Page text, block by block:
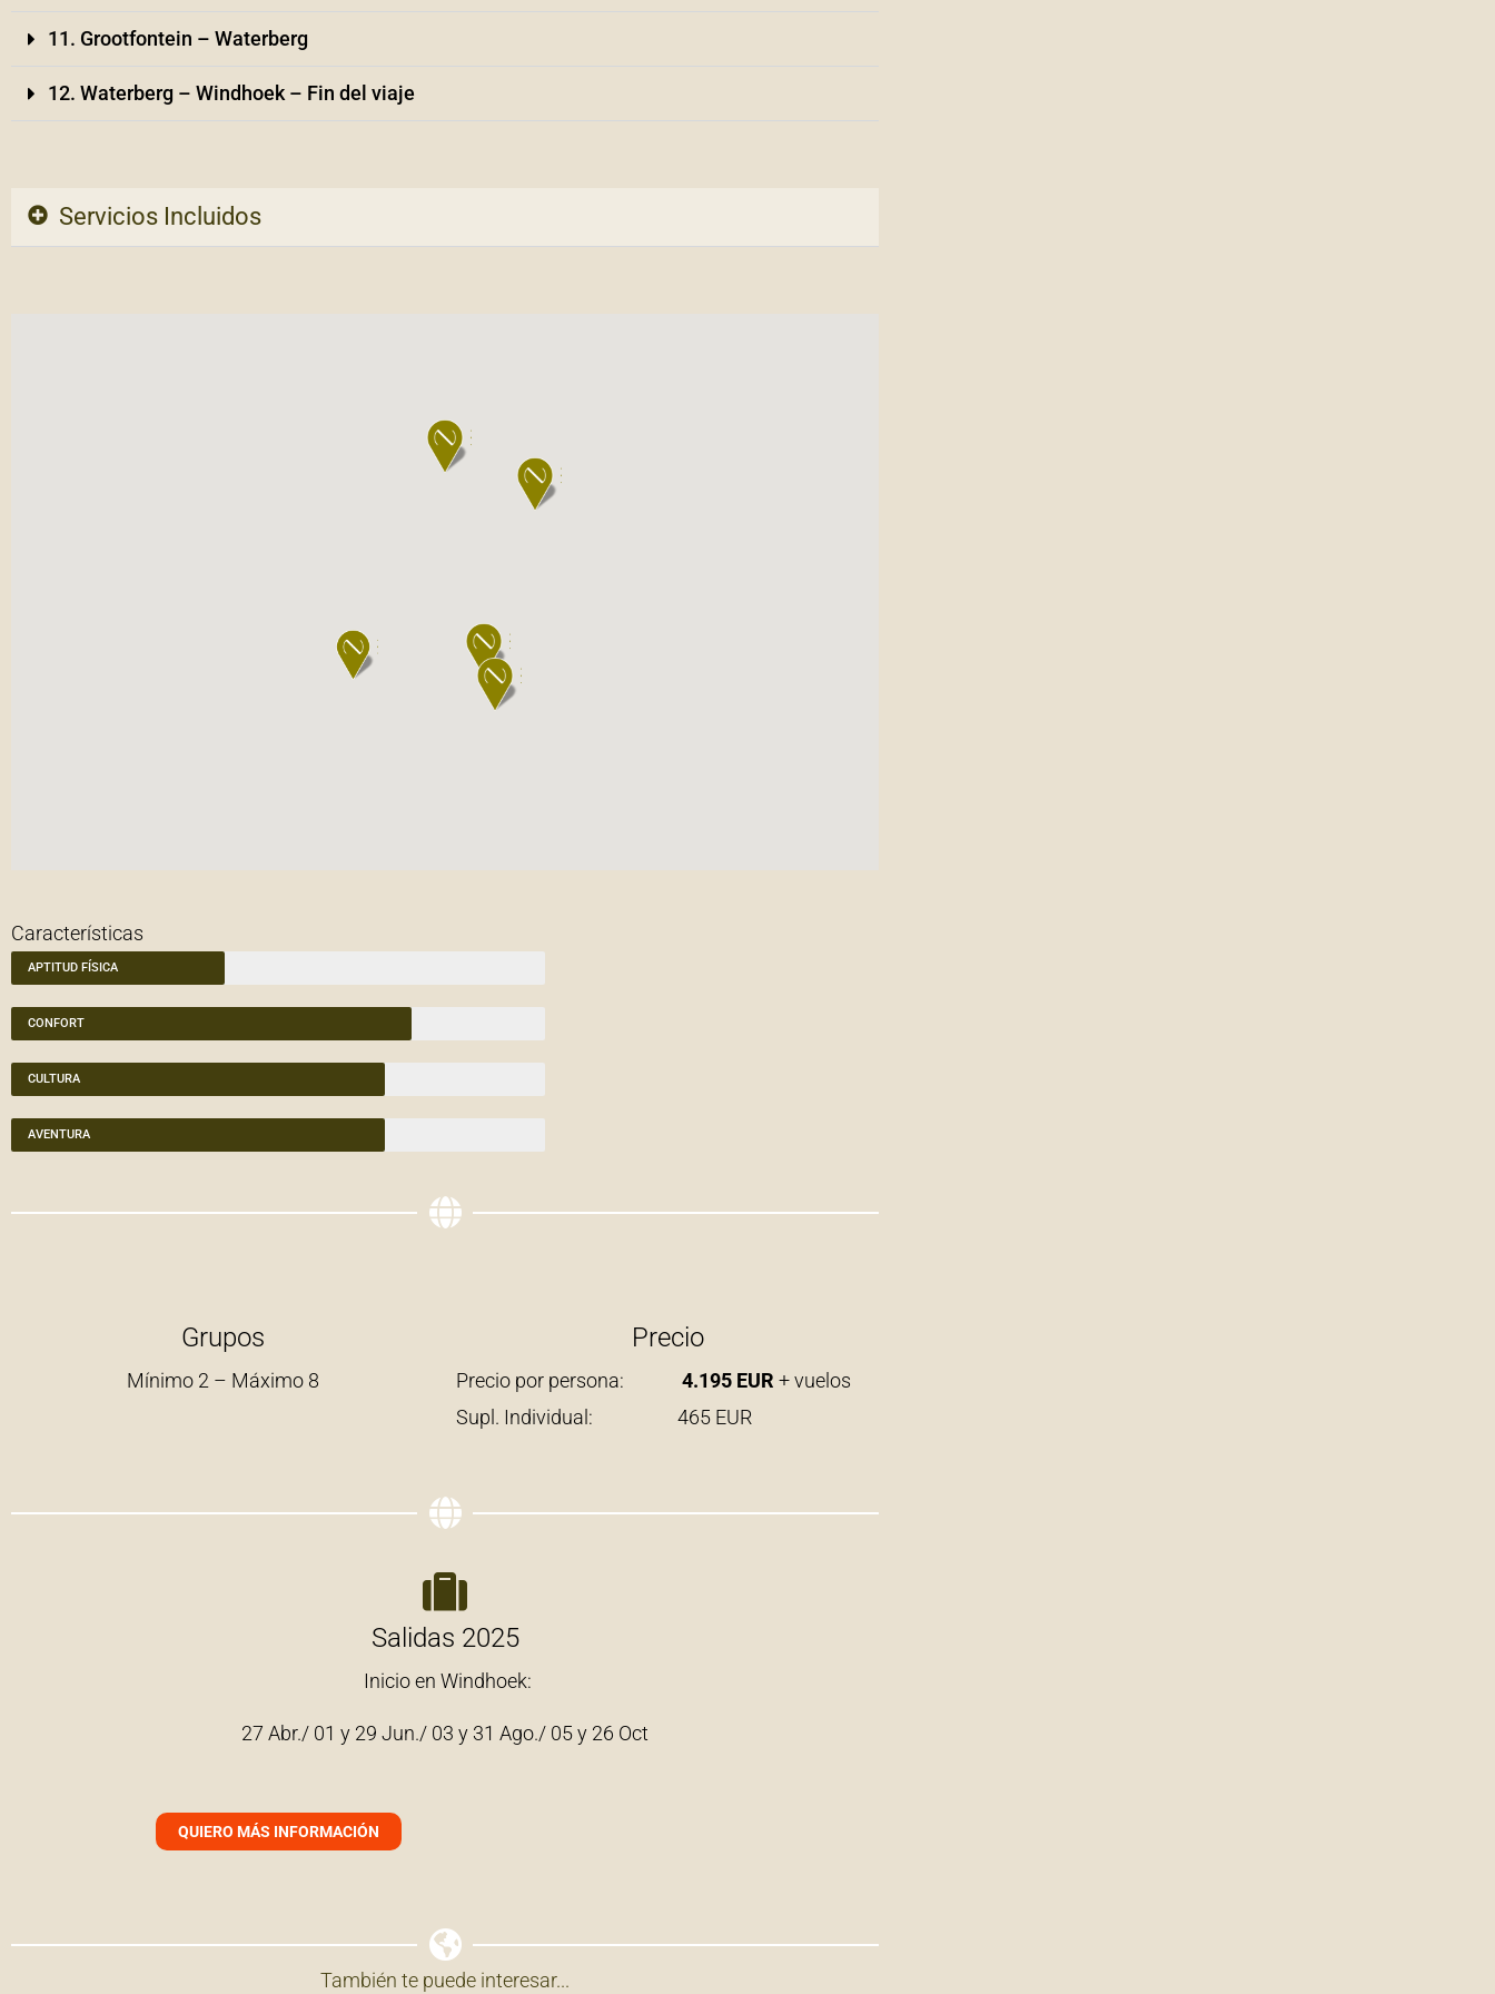
11. Grootfontein – Waterberg
12. Waterberg – Windhoek – Fin del viaje
Servicios Incluidos
Características
APTITUD FÍSICA
CONFORT
CULTURA
AVENTURA
Grupos
Mínimo 2 – Máximo 8
Precio
Precio por persona: 4.195 EUR + vuelos
Supl. Individual: 465 EUR
Salidas 2025
Inicio en Windhoek:
27 Abr./ 01 y 29 Jun./ 03 y 31 Ago./ 05 y 26 Oct
QUIERO MÁS INFORMACIÓN
También te puede interesar...